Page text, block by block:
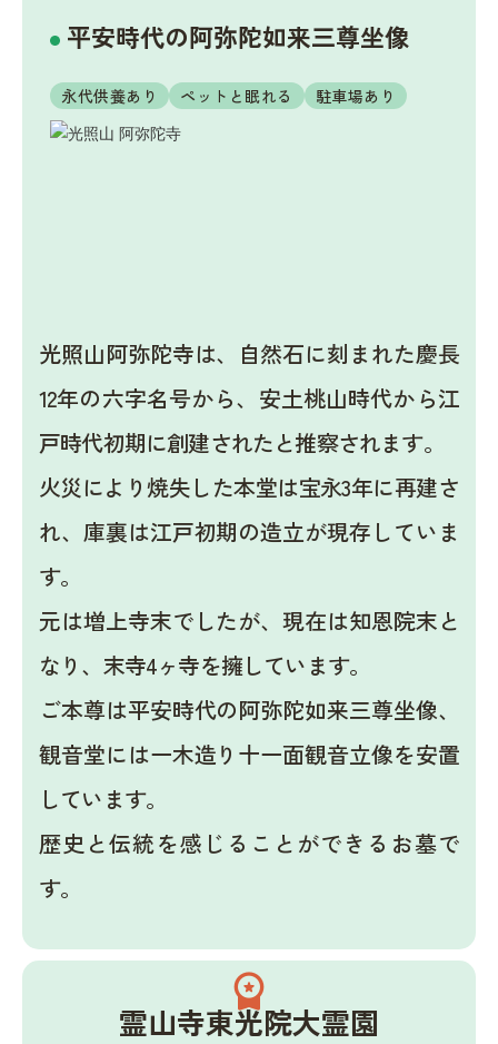
平安時代の阿弥陀如来三尊坐像
永代供養あり ペットと眠れる 駐車場あり
光照山阿弥陀寺は、自然石に刻まれた慶長
12年の六字名号から、安土桃山時代から江
戸時代初期に創建されたと推察されます。
火災により焼失した本堂は宝永3年に再建さ
れ、庫裏は江戸初期の造立が現存していま
す。
元は増上寺末でしたが、現在は知恩院末と
なり、末寺4ヶ寺を擁しています。
ご本尊は平安時代の阿弥陀如来三尊坐像、
観音堂には一木造り十一面観音立像を安置
しています。
歴史と伝統を感じることができるお墓で
す。
workspace_premium
霊山寺東光院大霊園